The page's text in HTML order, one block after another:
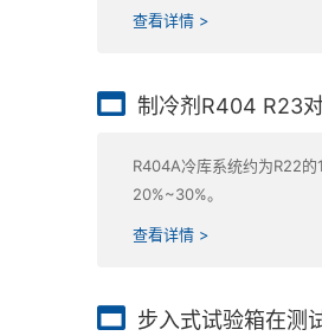
查看详情 >
制冷剂R404 R23
R404A冷库系统约为R22
20%~30%。
查看详情 >
步入式试验箱在测